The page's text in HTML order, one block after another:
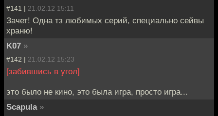
#141 | 21.02.12 15:11
Зачет! Одна тз любимых серий, специально сейвы
храню!
K07 »
#142 | 21.02.12 15:23
[забившись в угол]
это было не кино, это была игра, просто игра...
Scapula »